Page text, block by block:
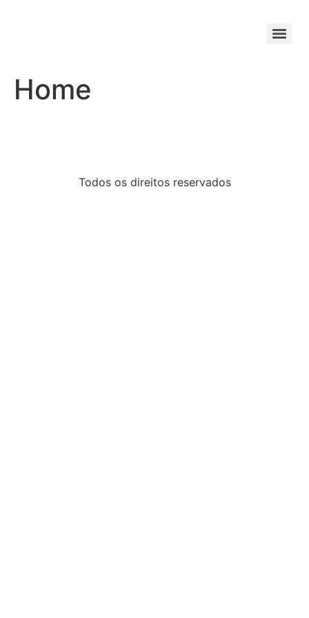
Home
Todos os direitos reservados